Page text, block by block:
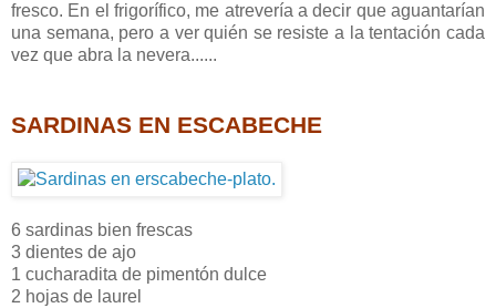
fresco. En el frigorífico, me atrevería a decir que aguantarían
una semana, pero a ver quién se resiste a la tentación cada
vez que abra la nevera......
SARDINAS EN ESCABECHE
6 sardinas bien frescas
3 dientes de ajo
1 cucharadita de pimentón dulce
2 hojas de laurel